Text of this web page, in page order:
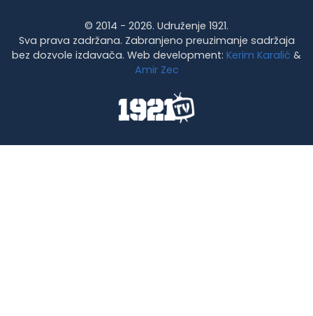
© 2014 - 2026. Udruženje 1921.
Sva prava zadržana. Zabranjeno preuzimanje sadržaja
bez dozvole izdavača. Web development: Kerim Karalić &
Amir Zec